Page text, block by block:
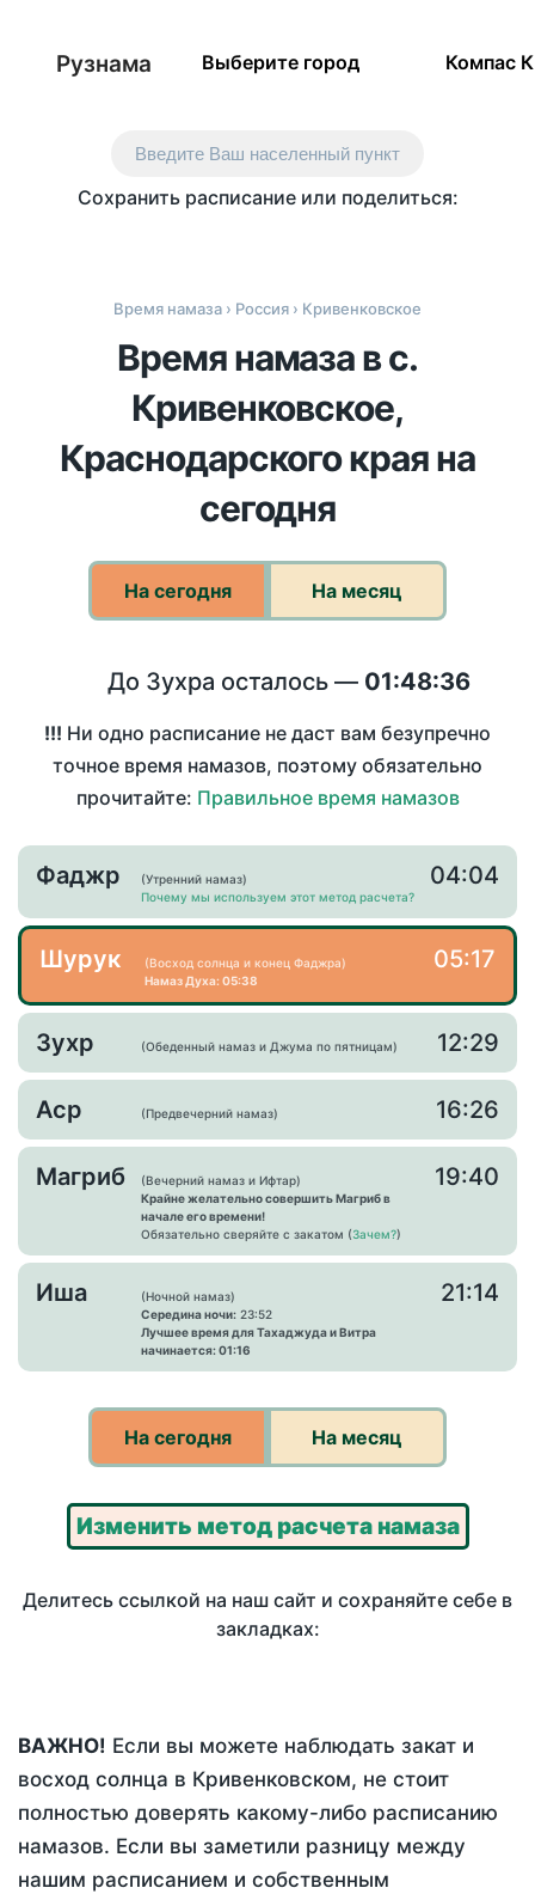
Рузнама Выберите город Компас
Введите Ваш населенный пункт
Сохранить расписание или поделиться:
Время намаза › Россия › Кривенковское
Время намаза в с.
Кривенковское,
Краснодарского края на
сегодня
На сегодня На месяц
До Зухра осталось — 01:48:36
!!! Ни одно расписание не даст вам безупречно
точное время намазов, поэтому обязательно
прочитайте: Правильное время намазов
Фаджр
(Утренний намаз)
Почему мы используем этот метод расчета?
04:04
Шурук
(Восход солнца и конец Фаджра)
Намаз Духа: 05:38
05:17
Зухр (Обеденный намаз и Джума по пятницам) 12:29
Аср (Предвечерний намаз) 16:26
Магриб
(Вечерний намаз и Ифтар)
Крайне желательно совершить Магриб в
начале его времени!
Обязательно сверяйте с закатом (Зачем?)
19:40
Иша
(Ночной намаз)
Середина ночи: 23:52
Лучшее время для Тахаджуда и Витра
начинается: 01:16
21:14
На сегодня На месяц
Изменить метод расчета намаза
Делитесь ссылкой на наш сайт и сохраняйте себе в
закладках:
ВАЖНО! Если вы можете наблюдать закат и
восход солнца в Кривенковском, не стоит
полностью доверять какому-либо расписанию
намазов. Если вы заметили разницу между
нашим расписанием и собственным